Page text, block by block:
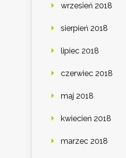
wrzesień 2018
sierpień 2018
lipiec 2018
czerwiec 2018
maj 2018
kwiecień 2018
marzec 2018